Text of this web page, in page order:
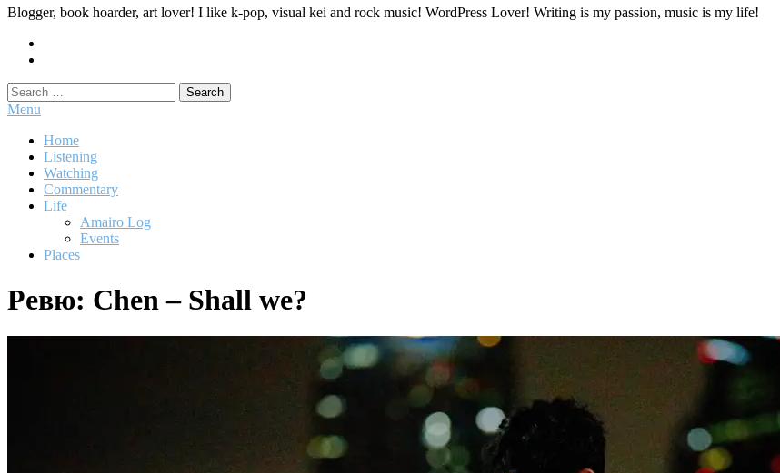
Blogger, book hoarder, art lover! I like k-pop, visual kei and rock music! WordPress Lover! Writing is my passion, music is my life!
Search
for:
Menu
Home
Listening
Watching
Commentary
Life
Amairo Log
Events
Places
Ревю: Chen – Shall we?